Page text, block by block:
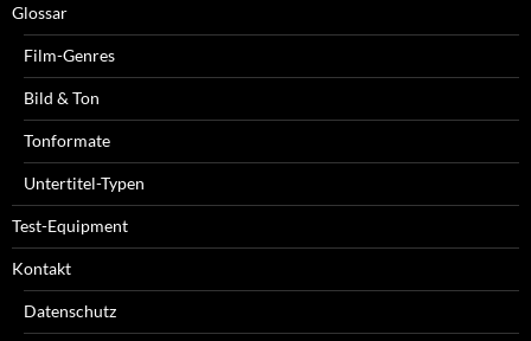
Glossar
Film-Genres
Bild & Ton
Tonformate
Untertitel-Typen
Test-Equipment
Kontakt
Datenschutz